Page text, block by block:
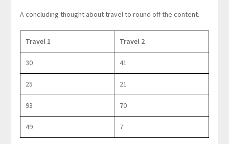
A concluding thought about travel to round off the content.
Travel 1 Travel 2
30 41
25 21
93 70
49 7